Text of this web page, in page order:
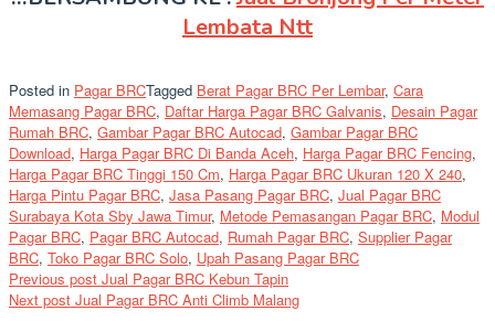
Lembata Ntt
Posted in Pagar BRCTagged Berat Pagar BRC Per Lembar, Cara
Memasang Pagar BRC, Daftar Harga Pagar BRC Galvanis, Desain Pagar
Rumah BRC, Gambar Pagar BRC Autocad, Gambar Pagar BRC
Download, Harga Pagar BRC Di Banda Aceh, Harga Pagar BRC Fencing,
Harga Pagar BRC Tinggi 150 Cm, Harga Pagar BRC Ukuran 120 X 240,
Harga Pintu Pagar BRC, Jasa Pasang Pagar BRC, Jual Pagar BRC
Surabaya Kota Sby Jawa Timur, Metode Pemasangan Pagar BRC, Modul
Pagar BRC, Pagar BRC Autocad, Rumah Pagar BRC, Supplier Pagar
BRC, Toko Pagar BRC Solo, Upah Pasang Pagar BRC
Post
Previous post Jual Pagar BRC Kebun Tapin
Next post Jual Pagar BRC Anti Climb Malang